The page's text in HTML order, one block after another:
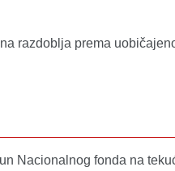
razdoblja prema
Nacionalnog fonda na